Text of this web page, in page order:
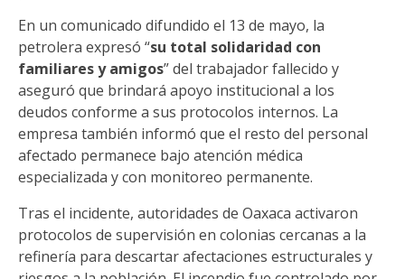
En un comunicado difundido el 13 de mayo, la
petrolera expresó “su total solidaridad con
familiares y amigos” del trabajador fallecido y
aseguró que brindará apoyo institucional a los
deudos conforme a sus protocolos internos. La
empresa también informó que el resto del personal
afectado permanece bajo atención médica
especializada y con monitoreo permanente.
Tras el incidente, autoridades de Oaxaca activaron
protocolos de supervisión en colonias cercanas a la
refinería para descartar afectaciones estructurales y